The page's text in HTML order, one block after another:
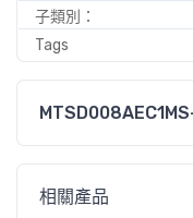
子類別：
Tags
相關產品